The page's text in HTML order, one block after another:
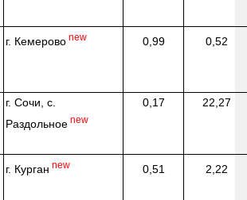
г. Кемерово new 0,99 0,52
г. Сочи, с.
Раздольное new
0,17 22,27
г. Курган new 0,51 2,22